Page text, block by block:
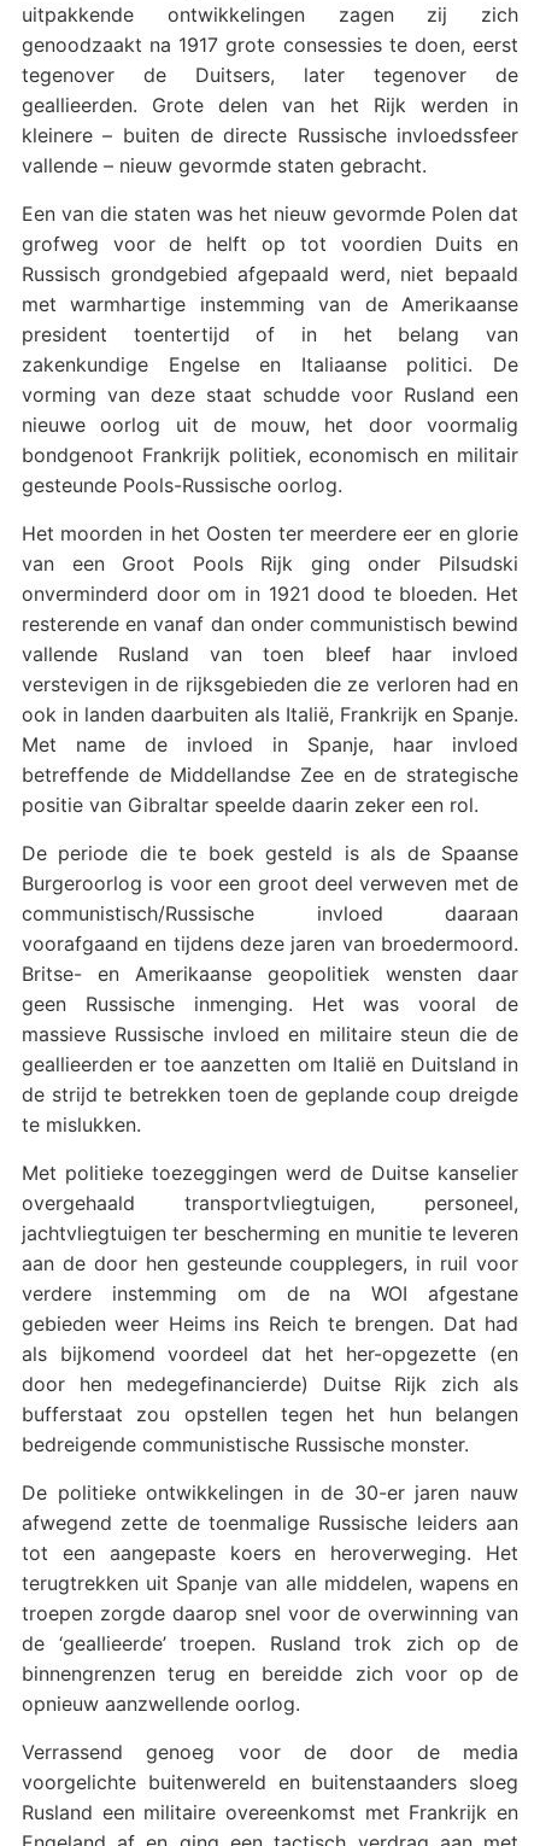
uitpakkende ontwikkelingen zagen zij zich
genoodzaakt na 1917 grote consessies te doen, eerst
tegenover de Duitsers, later tegenover de
geallieerden. Grote delen van het Rijk werden in
kleinere – buiten de directe Russische invloedssfeer
vallende – nieuw gevormde staten gebracht.
Een van die staten was het nieuw gevormde Polen dat
grofweg voor de helft op tot voordien Duits en
Russisch grondgebied afgepaald werd, niet bepaald
met warmhartige instemming van de Amerikaanse
president toentertijd of in het belang van
zakenkundige Engelse en Italiaanse politici. De
vorming van deze staat schudde voor Rusland een
nieuwe oorlog uit de mouw, het door voormalig
bondgenoot Frankrijk politiek, economisch en militair
gesteunde Pools-Russische oorlog.
Het moorden in het Oosten ter meerdere eer en glorie
van een Groot Pools Rijk ging onder Pilsudski
onverminderd door om in 1921 dood te bloeden. Het
resterende en vanaf dan onder communistisch bewind
vallende Rusland van toen bleef haar invloed
verstevigen in de rijksgebieden die ze verloren had en
ook in landen daarbuiten als Italië, Frankrijk en Spanje.
Met name de invloed in Spanje, haar invloed
betreffende de Middellandse Zee en de strategische
positie van Gibraltar speelde daarin zeker een rol.
De periode die te boek gesteld is als de Spaanse
Burgeroorlog is voor een groot deel verweven met de
communistisch/Russische invloed daaraan
voorafgaand en tijdens deze jaren van broedermoord.
Britse- en Amerikaanse geopolitiek wensten daar
geen Russische inmenging. Het was vooral de
massieve Russische invloed en militaire steun die de
geallieerden er toe aanzetten om Italië en Duitsland in
de strijd te betrekken toen de geplande coup dreigde
te mislukken.
Met politieke toezeggingen werd de Duitse kanselier
overgehaald transportvliegtuigen, personeel,
jachtvliegtuigen ter bescherming en munitie te leveren
aan de door hen gesteunde coupplegers, in ruil voor
verdere instemming om de na WOI afgestane
gebieden weer Heims ins Reich te brengen. Dat had
als bijkomend voordeel dat het her-opgezette (en
door hen medegefinancierde) Duitse Rijk zich als
bufferstaat zou opstellen tegen het hun belangen
bedreigende communistische Russische monster.
De politieke ontwikkelingen in de 30-er jaren nauw
afwegend zette de toenmalige Russische leiders aan
tot een aangepaste koers en heroverweging. Het
terugtrekken uit Spanje van alle middelen, wapens en
troepen zorgde daarop snel voor de overwinning van
de ‘geallieerde’ troepen. Rusland trok zich op de
binnengrenzen terug en bereidde zich voor op de
opnieuw aanzwellende oorlog.
Verrassend genoeg voor de door de media
voorgelichte buitenwereld en buitenstaanders sloeg
Rusland een militaire overeenkomst met Frankrijk en